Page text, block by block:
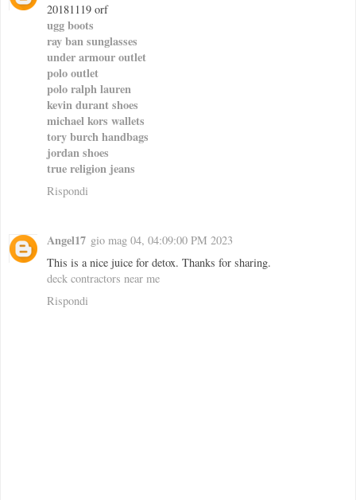
20181119 orf
ugg boots
ray ban sunglasses
under armour outlet
polo outlet
polo ralph lauren
kevin durant shoes
michael kors wallets
tory burch handbags
jordan shoes
true religion jeans
Rispondi
Angel17 gio mag 04, 04:09:00 PM 2023
This is a nice juice for detox. Thanks for sharing.
deck contractors near me
Rispondi